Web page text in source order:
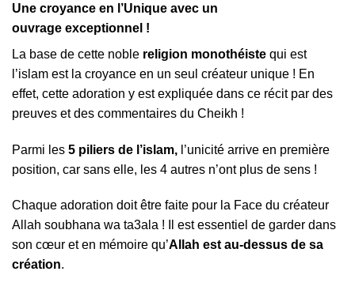
Une croyance en l’Unique avec un
ouvrage exceptionnel !
La base de cette noble religion monothéiste qui est
l’islam est la croyance en un seul créateur unique ! En
effet, cette adoration y est expliquée dans ce récit par des
preuves et des commentaires du Cheikh !
Parmi les 5 piliers de l’islam, l’unicité arrive en première
position, car sans elle, les 4 autres n’ont plus de sens !
Chaque adoration doit être faite pour la Face du créateur
Allah soubhana wa ta3ala ! Il est essentiel de garder dans
son cœur et en mémoire qu’Allah est au-dessus de sa
création.